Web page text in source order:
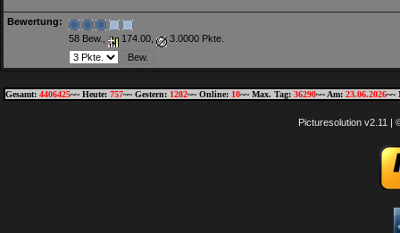
Bewertung:
58 Bew.,
174.00, 3.0000 Pkte.
Gesamt: 4406425~~ Heute: 757~~ Gestern: 1282~~ Online: 10~~ Max. Tag: 36290~~ Am: 23.06.2026~~
Picturesolution v2.11 |